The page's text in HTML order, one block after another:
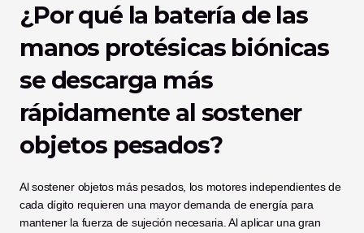
¿Por qué la batería de las
manos protésicas biónicas
se descarga más
rápidamente al sostener
objetos pesados?
Al sostener objetos más pesados, los motores independientes de
cada dígito requieren una mayor demanda de energía para
mantener la fuerza de sujeción necesaria. Al aplicar una gran